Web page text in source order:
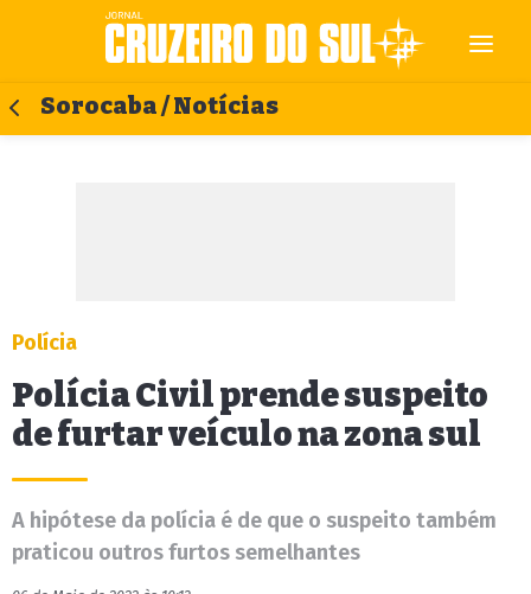
Sorocaba / Notícias
Polícia
Polícia Civil prende suspeito
de furtar veículo na zona sul
A hipótese da polícia é de que o suspeito também
praticou outros furtos semelhantes